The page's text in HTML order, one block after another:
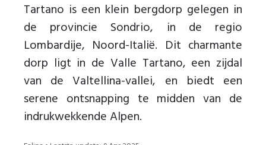
Tartano is een klein bergdorp gelegen in
de provincie Sondrio, in de regio
Lombardije, Noord-Italië. Dit charmante
dorp ligt in de Valle Tartano, een zijdal
van de Valtellina-vallei, en biedt een
serene ontsnapping te midden van de
indrukwekkende Alpen.